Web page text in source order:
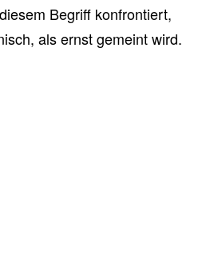
Begriff konfrontiert,
als ernst gemeint wird.